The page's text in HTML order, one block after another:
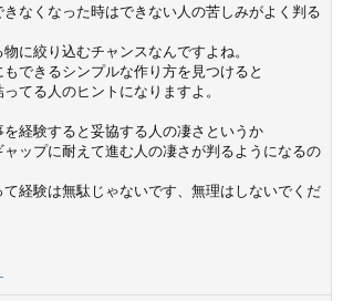
なくなった時はできない人の苦しみがよく判る
に絞り込むチャンスなんですよね。
できるシンプルな作り方を見つけると
てる人のヒントになりますよ。
経験すると妥協する人の凄さというか
ップに耐えて進む人の凄さが判るようになるの
経験は無駄じゃないです、無理はしないでくだ